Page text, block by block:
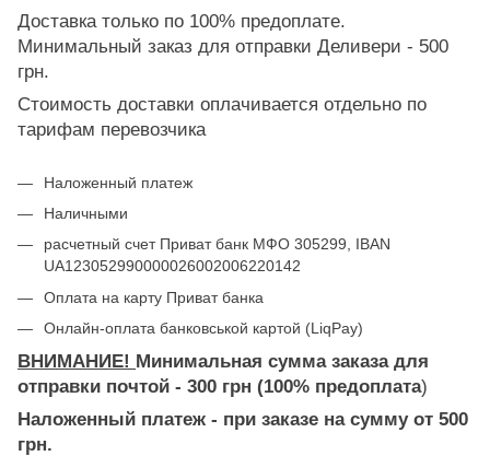
Доставка только по 100% предоплате.
Минимальный заказ для отправки Деливери - 500
грн.
Стоимость доставки оплачивается отдельно по
тарифам перевозчика
Наложенный платеж
Наличными
расчетный счет Приват банк МФО 305299, IBAN
UA123052990000026002006220142
Оплата на карту Приват банка
Онлайн-оплата банковськой картой (LiqPay)
ВНИМАНИЕ! Минимальная сумма заказа для
отправки почтой - 300 грн (100% предоплата)
Наложенный платеж - при заказе на сумму от 500
грн.